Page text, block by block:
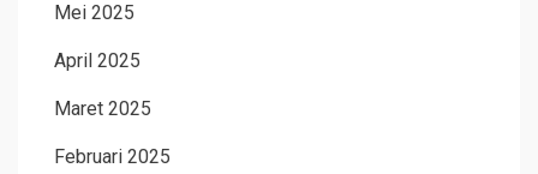
Mei 2025
April 2025
Maret 2025
Februari 2025